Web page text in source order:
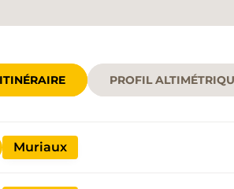
ITINÉRAIRE PROFIL
Muriaux